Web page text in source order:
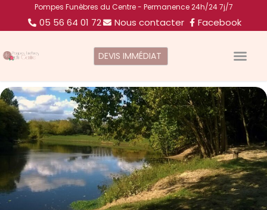
Pompes Funèbres du Centre - Permanence 24h/24 7j/7
05 56 64 01 72 Nous contacter Facebook
DEVIS IMMÉDIAT